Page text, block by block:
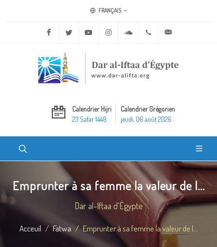
FRANÇAIS
Facebook Twitter Youtube Instagram Soundcloud+20 2 25970400
Calendrier Hijri
23 Safar 1448
Calendrier Grégorien
jeudi, 06 août 2026
Emprunter à sa femme la valeur de l...
Dar al-Iftaa d'Égypte
Acceuil Fatwa Emprunter à sa femme la valeur de l...